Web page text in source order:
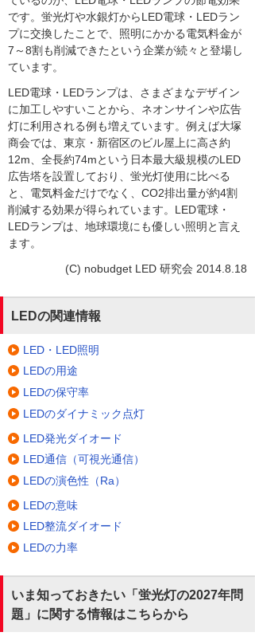
です。蛍光灯や水銀灯からLED電球・LEDラン
プに交換したことで、照明にかかる電気料金が
7～8割も削減できたという企業が続々と登場し
ています。
LED電球・LEDランプは、さまざまなデザイン
に加工しやすいことから、ネオンサインや広告
灯に利用される例も増えています。例えば大塚
商会では、東京・新宿区のビル屋上に高さ約
12m、全長約74mという日本最大級規模のLED
広告塔を設置しており、蛍光灯使用に比べる
と、電気料金だけでなく、CO2排出量が約4割
削減する効果が得られています。LED電球・
LEDランプは、地球環境にも優しい照明と言え
ます。
(C) nobudget LED 研究会 2014.8.18
LEDの関連情報
LED・LED照明
LEDの用途
LEDの保守率
LEDのダイナミック点灯
LED発光ダイオード
LED通信（可視光通信）
LEDの演色性（Ra）
LEDの意味
LED整流ダイオード
LEDの力率
いま知っておきたい「蛍光灯の2027年問
題」に関する情報はこちらから